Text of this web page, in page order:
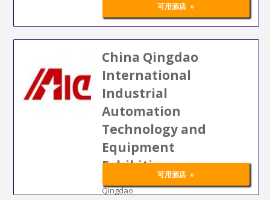
可用酒店 »
China Qingdao
International
Industrial
Automation
Technology and
Equipment
Exhibition
22 Jul 2027
Qingdao
可用酒店 »